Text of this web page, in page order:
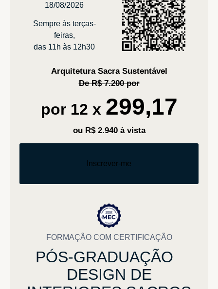
18/08/2026
Sempre às terças-
feiras,
das 11h às 12h30
Arquitetura Sacra Sustentável
De R$ 7.200 por
por 12 x 299,17
ou R$ 2.940 à vista
Inscrever-me
FORMAÇÃO COM CERTIFICAÇÃO
PÓS-GRADUAÇÃO
DESIGN DE